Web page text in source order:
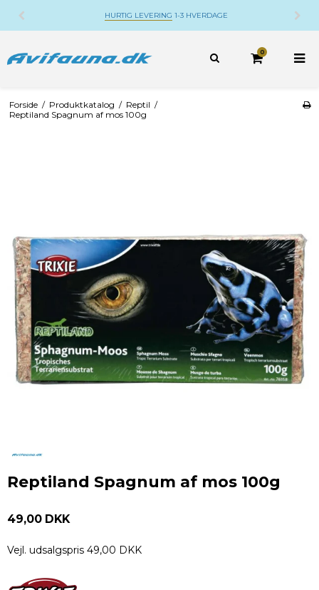
DANSK WEBSHOPBELIGGENDE PÅ
0
Forside / Produktkatalog / Reptil /
Reptiland Spagnum af mos 100g
Reptiland Spagnum af mos 100g
49,00 DKK
Vejl. udsalgspris 49,00 DKK